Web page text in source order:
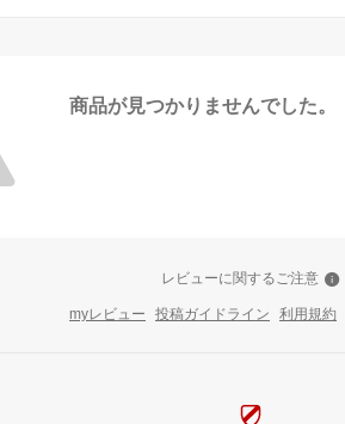
商品が見つかりませんでした。
レビューに関するご注意
myレビュー 投稿ガイドライン 利用規約